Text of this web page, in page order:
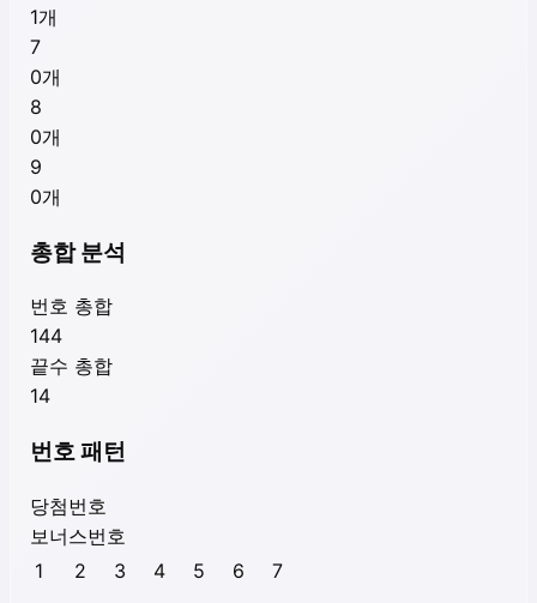
1개
7
0개
8
0개
9
0개
총합 분석
번호 총합
144
끝수 총합
14
번호 패턴
당첨번호
보너스번호
1
2 3 4 5 6 7